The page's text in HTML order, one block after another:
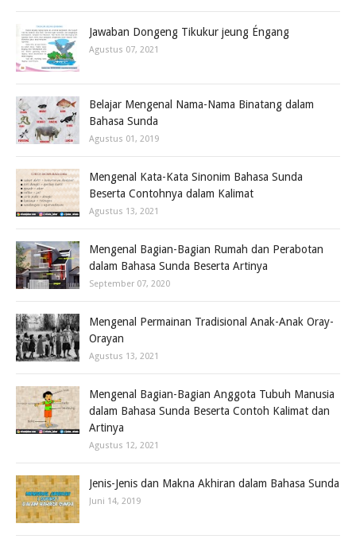
Jawaban Dongeng Tikukur jeung Éngang
Agustus 07, 2021
Belajar Mengenal Nama-Nama Binatang dalam
Bahasa Sunda
Agustus 01, 2019
Mengenal Kata-Kata Sinonim Bahasa Sunda
Beserta Contohnya dalam Kalimat
Agustus 13, 2021
Mengenal Bagian-Bagian Rumah dan Perabotan
dalam Bahasa Sunda Beserta Artinya
September 07, 2020
Mengenal Permainan Tradisional Anak-Anak Oray-
Orayan
Agustus 13, 2021
Mengenal Bagian-Bagian Anggota Tubuh Manusia
dalam Bahasa Sunda Beserta Contoh Kalimat dan
Artinya
Agustus 12, 2021
Jenis-Jenis dan Makna Akhiran dalam Bahasa Sunda
Juni 14, 2019